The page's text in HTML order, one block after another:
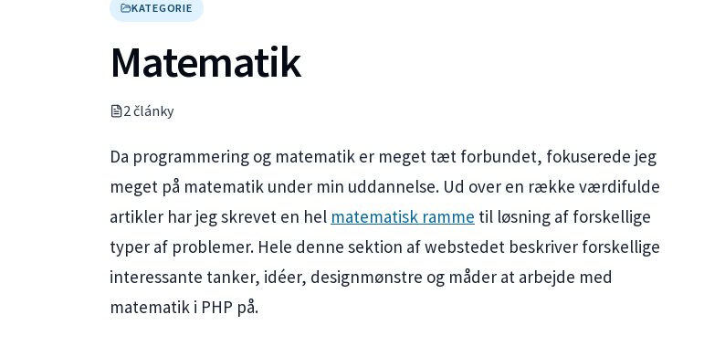
KATEGORIE
Matematik
2články
Da programmering og matematik er meget tæt forbundet, fokuserede jeg
meget på matematik under min uddannelse. Ud over en række værdifulde
artikler har jeg skrevet en hel matematisk ramme til løsning af forskellige
typer af problemer. Hele denne sektion af webstedet beskriver forskellige
interessante tanker, idéer, designmønstre og måder at arbejde med
matematik i PHP på.